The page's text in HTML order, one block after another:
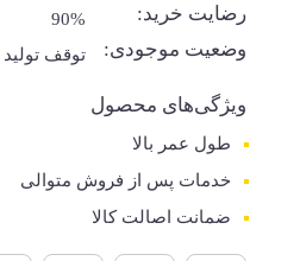
رضایت خرید: 90%
وضعیت موجودی: توقف تولید
ویژگی‌های محصول
طول عمر بالا
خدمات پس از فروش متوالی
ضمانت اصالت کالا